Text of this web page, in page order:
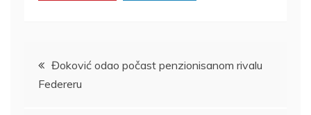
Kretanje
članka
Đoković odao počast penzionisanom rivalu
Federeru